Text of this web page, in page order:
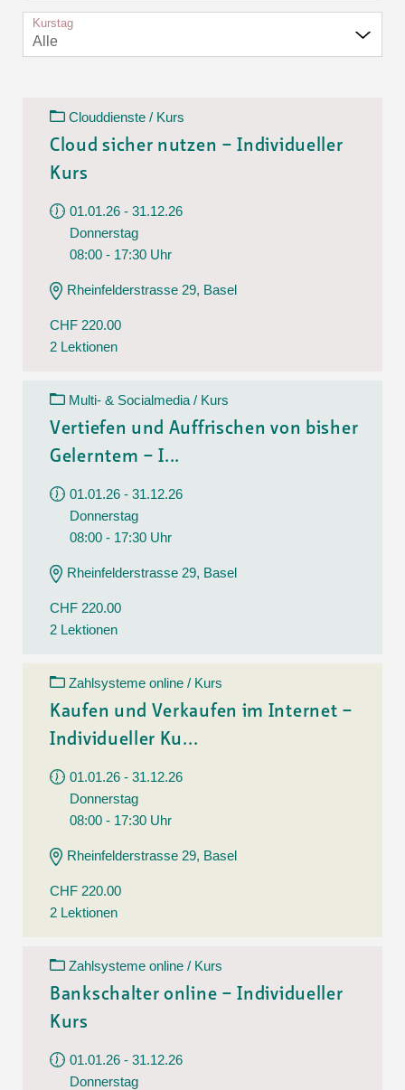
Kurstag
Alle
Clouddienste / Kurs
Cloud sicher nutzen – Individueller
Kurs
01.01.26 - 31.12.26
Donnerstag
08:00 - 17:30 Uhr
Rheinfelderstrasse 29, Basel
CHF 220.00
2 Lektionen
Multi- & Socialmedia / Kurs
Vertiefen und Auffrischen von bisher
Gelerntem – I...
01.01.26 - 31.12.26
Donnerstag
08:00 - 17:30 Uhr
Rheinfelderstrasse 29, Basel
CHF 220.00
2 Lektionen
Zahlsysteme online / Kurs
Kaufen und Verkaufen im Internet –
Individueller Ku...
01.01.26 - 31.12.26
Donnerstag
08:00 - 17:30 Uhr
Rheinfelderstrasse 29, Basel
CHF 220.00
2 Lektionen
Zahlsysteme online / Kurs
Bankschalter online – Individueller
Kurs
01.01.26 - 31.12.26
Donnerstag